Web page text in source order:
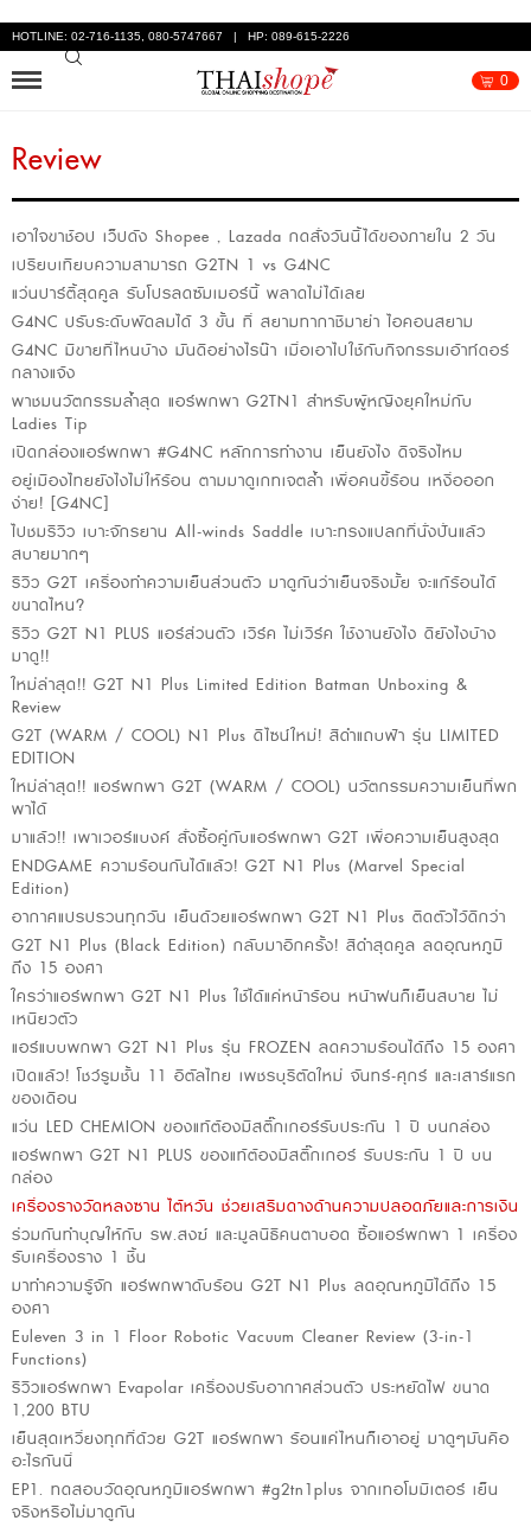
HOTLINE: 02-716-1135, 080-5747667 | HP: 089-615-2226
0
Review
เอาใจขาช้อป เว็ปดัง Shopee , Lazada กดสั่งวันนี้ได้ของภายใน 2 วัน
เปรียบเทียบความสามารถ G2TN 1 vs G4NC
แว่นปาร์ตี้สุดคูล รับโปรลดซัมเมอร์นี้ พลาดไม่ได้เลย
G4NC ปรับระดับพัดลมได้ 3 ขั้น ที่ สยามทากาชิมาย่า ไอคอนสยาม
G4NC มีขายที่ไหนบ้าง มันดีอย่างไรน๊า เมื่อเอาไปใช้กับกิจกรรมเอ้าท์ดอร์
กลางแจ้ง
พาชมนวัตกรรมล้ำสุด แอร์พกพา G2TN1 สำหรับผู้หญิงยุคใหม่กับ
Ladies Tip
เปิดกล่องแอร์พกพา #G4NC หลักการทำงาน เย็นยังไง ดีจริงไหม
อยู่เมืองไทยยังไงไม่ให้ร้อน ตามมาดูเกทเจตล้ำ เพื่อคนขี้ร้อน เหงื่อออก
ง่าย! [G4NC]
ไปชมรีวิว เบาะจักรยาน All-winds Saddle เบาะทรงแปลกที่นั่งปั่นแล้ว
สบายมากๆ
รีวิว G2T เครื่องทำความเย็นส่วนตัว มาดูกันว่าเย็นจริงมั้ย จะแก้ร้อนได้
ขนาดไหน?
รีวิว G2T N1 PLUS แอร์ส่วนตัว เวิร์ค ไม่เวิร์ค ใช้งานยังไง ดียังไงบ้าง
มาดู!!
ใหม่ล่าสุด!! G2T N1 Plus Limited Edition Batman Unboxing &
Review
G2T (WARM / COOL) N1 Plus ดีไซน์ใหม่! สีดำแถบฟ้า รุ่น LIMITED
EDITION
ใหม่ล่าสุด!! แอร์พกพา G2T (WARM / COOL) นวัตกรรมความเย็นที่พก
พาได้
มาแล้ว!! เพาเวอร์แบงค์ สั่งซื้อคู่กับแอร์พกพา G2T เพื่อความเย็นสูงสุด
ENDGAME ความร้อนกันได้แล้ว! G2T N1 Plus (Marvel Special
Edition)
อากาศแปรปรวนทุกวัน เย็นด้วยแอร์พกพา G2T N1 Plus ติดตัวไว้ดีกว่า
G2T N1 Plus (Black Edition) กลับมาอีกครั้ง! สีดำสุดคูล ลดอุณหภูมิ
ถึง 15 องศา
ใครว่าแอร์พกพา G2T N1 Plus ใช้ได้แค่หน้าร้อน หน้าฝนก็เย็นสบาย ไม่
เหนียวตัว
แอร์แบบพกพา G2T N1 Plus รุ่น FROZEN ลดความร้อนได้ถึง 15 องศา
เปิดแล้ว! โชว์รูมชั้น 11 อิตัลไทย เพชรบุรีตัดใหม่ จันทร์-ศุกร์ และเสาร์แรก
ของเดือน
แว่น LED CHEMION ของแท้ต้องมีสติ๊กเกอร์รับประกัน 1 ปี บนกล่อง
แอร์พกพา G2T N1 PLUS ของแท้ต้องมีสติ๊กเกอร์ รับประกัน 1 ปี บน
กล่อง
เครื่องรางวัดหลงซาน ไต้หวัน ช่วยเสริมดางด้านความปลอดภัยและการเงิน
ร่วมกันทำบุญให้กับ รพ.สงฆ์ และมูลนิธิคนตาบอด ซื้อแอร์พกพา 1 เครื่อง
รับเครื่องราง 1 ชิ้น
มาทำความรู้จัก แอร์พกพาดับร้อน G2T N1 Plus ลดอุณหภูมิได้ถึง 15
องศา
Euleven 3 in 1 Floor Robotic Vacuum Cleaner Review (3-in-1
Functions)
รีวิวแอร์พกพา Evapolar เครื่องปรับอากาศส่วนตัว ประหยัดไฟ ขนาด
1,200 BTU
เย็นสุดเหวี่ยงทุกที่ด้วย G2T แอร์พกพา ร้อนแค่ไหนก็เอาอยู่ มาดูๆมันคือ
อะไรกันนี่
EP1. ทดสอบวัดอุณหภูมิแอร์พกพา #g2tn1plus จากเทอโมมิเตอร์ เย็น
จริงหรือไม่มาดูกัน